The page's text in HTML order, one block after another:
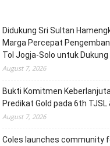
Didukung Sri Sultan
Marga Percepat
Tol Jogja-Solo untuk
August 7, 2026
Bukti Komitmen
Predikat Gold pada 6th TJSL
August 7, 2026
Coles launches community